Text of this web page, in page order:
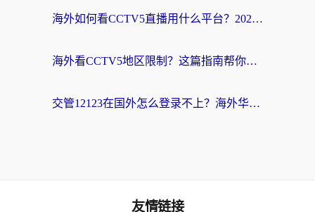
海外如何看CCTV5直播用什么平台？2026最新指南：看欧洲杯、中超、奥运不再卡
海外看CCTV5地区限制？这篇指南帮你流畅看欧洲杯、NBA还听中文解说
交管12123在国外怎么登录不上？海外华人必看的回国加速器选择指南
友情链接